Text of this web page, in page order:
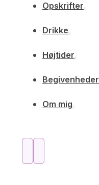
Opskrifter
Drikke
Højtider
Begivenheder
Om mig